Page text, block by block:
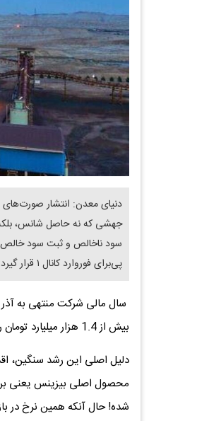
جهشی که نه حاصل شانس،
پی‌بر‌ای فوروارد کانال ۱ قرار گیرد.
بیش از 1.4 هزار میلیارد تومان رسیده است.
دلیل اصلی این رشد سنگین،